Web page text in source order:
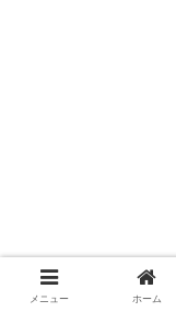
メニュー ホーム